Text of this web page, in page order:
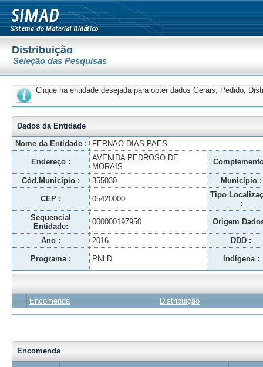
Distribuição
Seleção das Pesquisas
Clique na entidade desejada para obter dados Gerais, Pedido,
Dados da Entidade
Nome da Entidade :
FERNAO DIAS PAES
Endereço :
AVENIDA PEDROSO DE
MORAIS
Cód.Município : 355030 Município :
CEP : 05420000
Tipo
:
Sequencial
Entidade:
000000197950 Origem
Ano : 2016 DDD :
Programa : PNLD Indígena :
Encomenda Distribuição
Encomenda